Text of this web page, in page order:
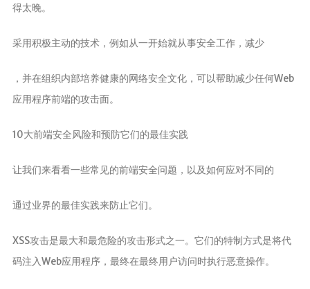
得太晚。
采用积极主动的技术，例如从一开始就从事安全工作，减少
，并在组织内部培养健康的网络安全文化，可以帮助减少任何Web
应用程序前端的攻击面。
10大前端安全风险和预防它们的最佳实践
让我们来看看一些常见的前端安全问题，以及如何应对不同的
通过业界的最佳实践来防止它们。
XSS攻击是最大和最危险的攻击形式之一。它们的特制方式是将代
码注入Web应用程序，最终在最终用户访问时执行恶意操作。